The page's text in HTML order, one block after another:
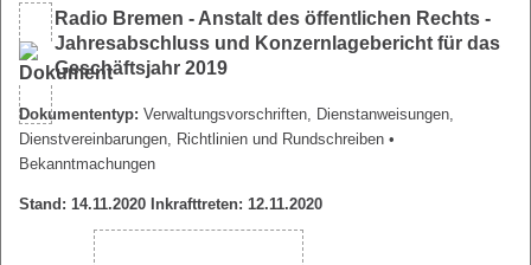
Radio Bremen - Anstalt des öffentlichen Rechts -
Jahresabschluss und Konzernlagebericht für das
Geschäftsjahr 2019
Dokumententyp: Verwaltungsvorschriften, Dienstanweisungen,
Dienstvereinbarungen, Richtlinien und Rundschreiben •
Bekanntmachungen
Stand: 14.11.2020 Inkrafttreten: 12.11.2020